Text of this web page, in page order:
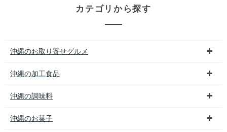
カテゴリから探す
沖縄のお取り寄せグルメ
沖縄の加工食品
沖縄の調味料
沖縄のお菓子